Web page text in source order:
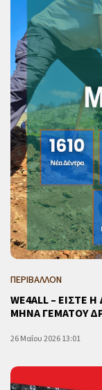
ΠΕΡΙΒΑΛΛΟΝ
WE4ALL –
ΜΗΝΑ ΓΕΜΑΤΟΥ
26 Μαΐου 2026 13:01